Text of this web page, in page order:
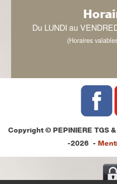
Du LUNDI au
(Horaires
Copyright © PEPINIERE TGS
-2026 -